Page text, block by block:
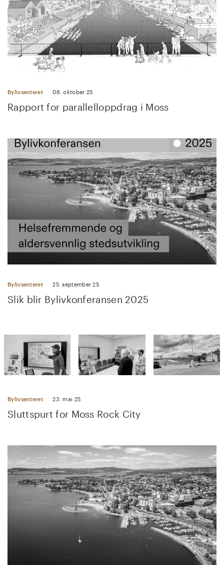
Bylivsenteret 08. oktober 25
Rapport for parallelloppdrag i Moss
Bylivsenteret 25. september 25
Slik blir Bylivkonferansen 2025
Bylivsenteret 23. mai 25
Sluttspurt for Moss Rock City